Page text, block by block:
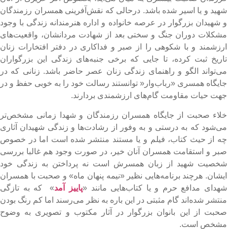
و یا اسیر شده باشد. درحالی که نقش‌آفرینی همسران رزمندگان
شهیدان بزرگوار در عرصه خانواده و اداره هنرمندانه زندگی با وجود
دوران جنگ و سختی بعد از شهادت مردانشان، واقعیت‌های
و با شکوهی را از صبر و فداکاری در دفتر افتخارات زنان
ثبت کرده، تا جایی که برخی جنبه‌های زندگی این بزرگواران
الگو و راهنمای زندگی زنان عصر حاضر باشد. زنانی که در
همسری «رباب‌وار« توانستند رسالت خود را به خوبی حفظ و در
حیات مقاومت گام‌های ارزشمندی بردارند.
صحبت از جایگاه همسران رزمندگان و شهدا زمانی مشخص‌تر
که به درستی و به وفور از رشادت‌ها و زندگی شهیدان آثاری
از حیث کتاب، فیلم و یا مستند منتشر شده است اما در خصوص
و استقامت همسران آنان خیر، در صورت وجود هم غالبا بررسی
شهید از زبان همسرش است نه پرداختن به زندگی خود
هرچند برنامه‌هایی نظیر «نیمه پنهان ماه» و صحبت با همسران
مدافع حرم و یا کتاب‌هایی مانند «پاییز آمد» که به تازگی
شده‌اند گام مثبتی در این باره به نظر می‌رسند اما کم رنگ بودن
از این بانوان بزرگوار در آثار مکتوب و تصویری به وضوح
است.